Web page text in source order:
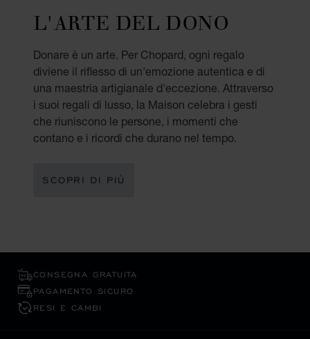
L'ARTE DEL DONO
Donare è un arte. Per Chopard, ogni regalo
diviene il riflesso di un'emozione autentica e di
una maestria artigianale d'eccezione. Attraverso
i suoi regali di lusso, la Maison celebra i gesti
che riuniscono le persone, i momenti che
contano e i ricordi che durano nel tempo.
SCOPRI DI PIÙ
CONSEGNA GRATUITA
PAGAMENTO SICURO
RESI E CAMBI